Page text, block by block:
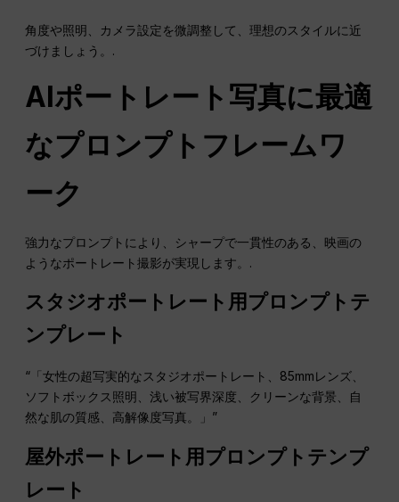
角度や照明、カメラ設定を微調整して、理想のスタイルに近
づけましょう。.
AIポートレート写真に最適
なプロンプトフレームワ
ーク
強力なプロンプトにより、シャープで一貫性のある、映画の
ようなポートレート撮影が実現します。.
スタジオポートレート用プロンプトテ
ンプレート
“「女性の超写実的なスタジオポートレート、85mmレンズ、
ソフトボックス照明、浅い被写界深度、クリーンな背景、自
然な肌の質感、高解像度写真。」”
屋外ポートレート用プロンプトテンプ
レート